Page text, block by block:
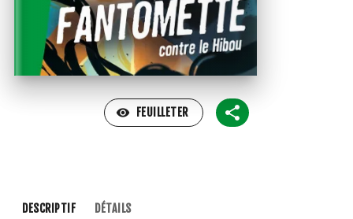
visibility FEUILLETER
DESCRIPTIF DÉTAILS